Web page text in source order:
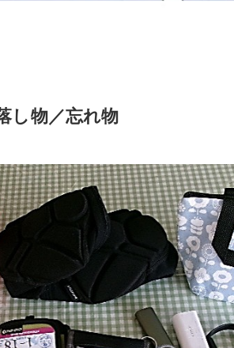
し物／忘れ物